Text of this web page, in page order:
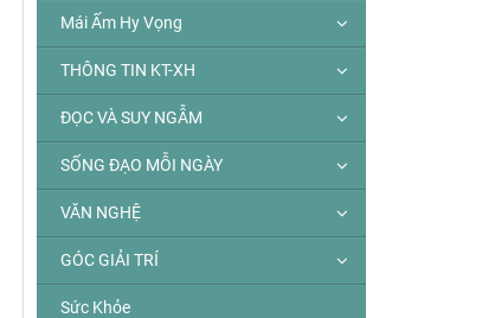
Mái Ấm Hy Vọng
THÔNG TIN KT-XH
ĐỌC VÀ SUY NGẪM
SỐNG ĐẠO MỖI NGÀY
VĂN NGHỆ
GÓC GIẢI TRÍ
Sức Khỏe